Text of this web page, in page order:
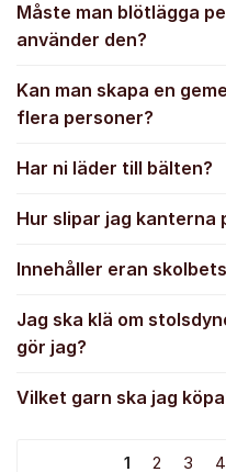
Måste man blötlägga
använder den?
Kan man skapa en
flera personer?
Har ni läder till bälten?
Hur slipar jag kanterna
Innehåller eran
Jag ska klä om
gör jag?
Vilket garn ska jag
1 2 3 4